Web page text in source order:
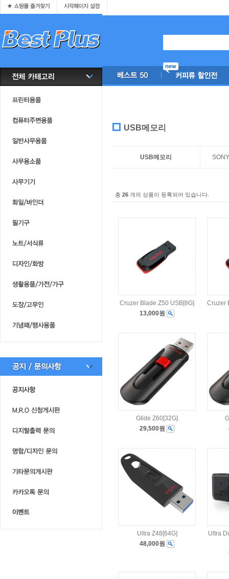
USB메모리
USB메모리 SONY
총 26 개의 상품이 등록되어 있습니다.
Cruzer Blade Z50 USB[8G]
13,000원
Cruzer
Glide Z60[32G]
29,500원
Ultra Z48[64G]
48,000원
Ultra